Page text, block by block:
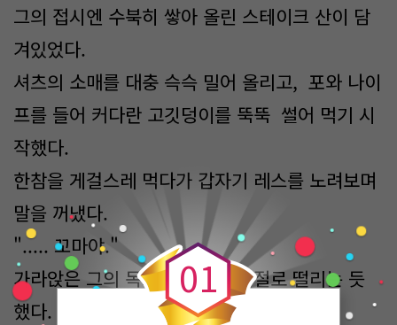
그의 접시엔 수북히 쌓아 올린 스테이크 산이 담
겨있었다.
셔츠의 소매를 대충 슥슥 밀어 올리고, 포와 나이
프를 들어 커다란 고깃덩이를 뚝뚝 썰어 먹기 시
작했다.
한참을 게걸스레 먹다가 갑자기 레스를 노려보며
말을 꺼냈다.
"..... 꼬마야."
가라앉은 그의 목소리에 몸이 저절로 떨리는 듯
했다.
0
0
1